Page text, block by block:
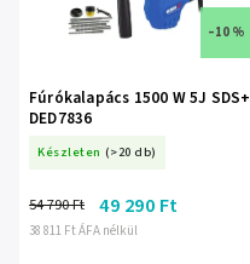
–10 %
Fúrókalapács 1500 W 5J SDS+
DED7836
Készleten (>20 db)
38 811 Ft ÁFA nélkül
54 790 Ft 49 290 Ft